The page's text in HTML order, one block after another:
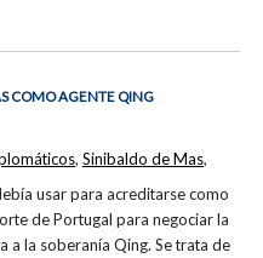
COMO AGENTE QING
usar para acreditarse como
de Portugal para negociar la
a la soberanía Qing. Se trata de
, Sinibaldo de Mas,